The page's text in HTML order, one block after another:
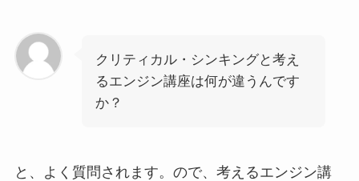
クリティカル・シンキングと考え
るエンジン講座は何が違うんです
か？
と、よく質問されます。ので、考えるエンジン講